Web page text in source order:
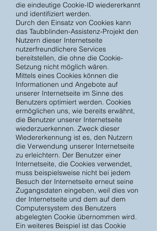
die eindeutige Cookie-ID wiedererkannt
und identifiziert werden.
Durch den Einsatz von Cookies kann
das Taubblinden-Assistenz-Projekt den
Nutzern dieser Internetseite
nutzerfreundlichere Services
bereitstellen, die ohne die Cookie-
Setzung nicht möglich wären.
Mittels eines Cookies können die
Informationen und Angebote auf
unserer Internetseite im Sinne des
Benutzers optimiert werden. Cookies
ermöglichen uns, wie bereits erwähnt,
die Benutzer unserer Internetseite
wiederzuerkennen. Zweck dieser
Wiedererkennung ist es, den Nutzern
die Verwendung unserer Internetseite
zu erleichtern. Der Benutzer einer
Internetseite, die Cookies verwendet,
muss beispielsweise nicht bei jedem
Besuch der Internetseite erneut seine
Zugangsdaten eingeben, weil dies von
der Internetseite und dem auf dem
Computersystem des Benutzers
abgelegten Cookie übernommen wird.
Ein weiteres Beispiel ist das Cookie